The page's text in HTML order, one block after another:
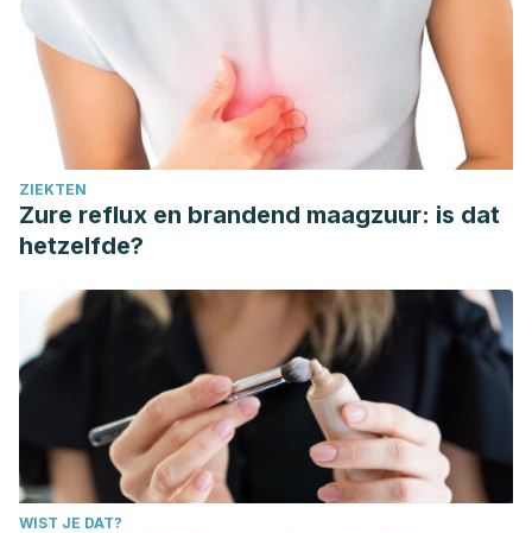
ZIEKTEN
Zure reflux en brandend maagzuur: is dat
hetzelfde?
WIST JE DAT?